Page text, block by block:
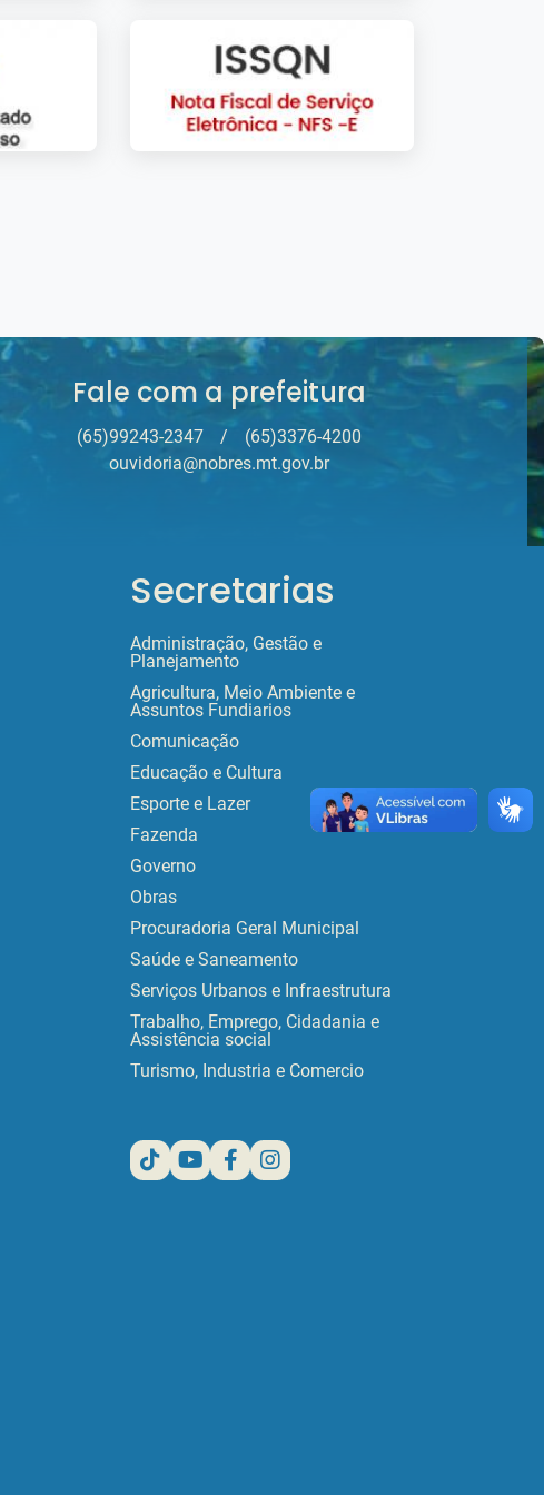
Fale com a prefeitura
(65)99243-2347 /
(65)3376-4200
ouvidoria@nobres.mt.gov.br
Secretarias
Administração, Gestão e
Planejamento
Agricultura, Meio Ambiente e
Assuntos Fundiarios
Comunicação
Educação e Cultura
Esporte e Lazer
Fazenda
Governo
Obras
Procuradoria Geral Municipal
Saúde e Saneamento
Serviços Urbanos e Infraestrutura
Trabalho, Emprego, Cidadania e
Assistência social
Turismo, Industria e Comercio